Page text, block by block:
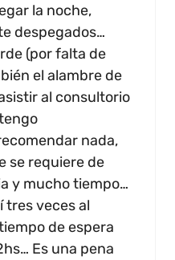
la noche,
despegados…
(por falta de
el alambre de
al consultorio
nada,
se requiere de
y mucho tiempo…
tres veces al
de espera
Es una pena